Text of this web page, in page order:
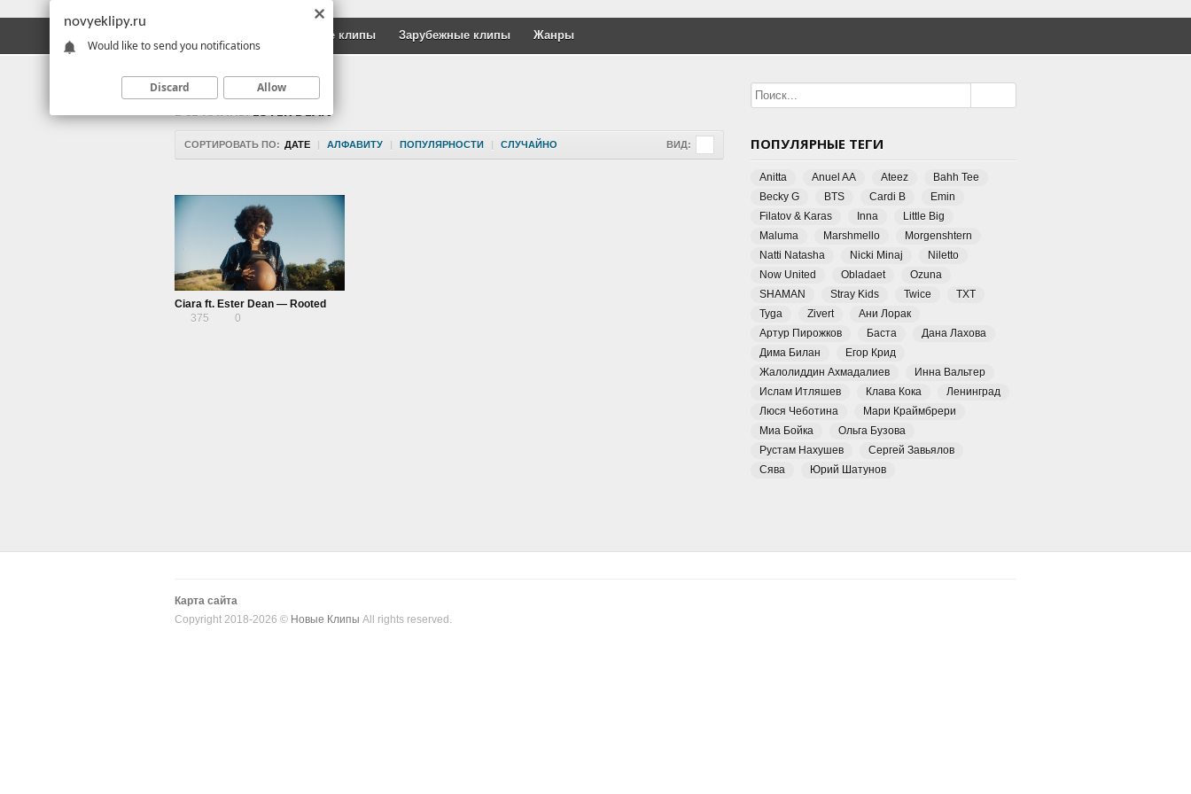
Русские клипы Зарубежные клипы Жанры
ВСЕ КЛИПЫ ESTER DEAN
СОРТИРОВАТЬ ПО: ДАТЕ | АЛФАВИТУ | ПОПУЛЯРНОСТИ | СЛУЧАЙНО ВИД:
Ciara ft. Ester Dean — Rooted
375
0
ПОПУЛЯРНЫЕ ТЕГИ
Anitta Anuel AA Ateez
Bahh Tee
Becky G
BTS Cardi B
Emin
Filatov & Karas
Inna
Little Big
Maluma
Marshmello
Morgenshtern
Natti Natasha
Nicki Minaj
Niletto
Now United
Obladaet
Ozuna
SHAMAN
Stray Kids Twice
TXT
Tyga
Zivert
Ани Лорак
Артур Пирожков
Баста
Дана Лахова
Дима Билан
Егор Крид
Жалолиддин Ахмадалиев
Инна Вальтер
Ислам Итляшев
Клава Кока
Ленинград
Люся Чеботина
Мари Краймбрери
Миа Бойка
Ольга Бузова
Рустам Нахушев
Сергей Завьялов
Сява
Юрий Шатунов
Карта сайта
Copyright 2018-2026 © Новые Клипы All rights reserved.
novyeklipy.ru
Would like to send you notifications
Discard Allow